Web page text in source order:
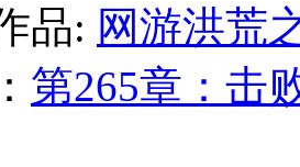
品: 网游洪荒
第265章：击